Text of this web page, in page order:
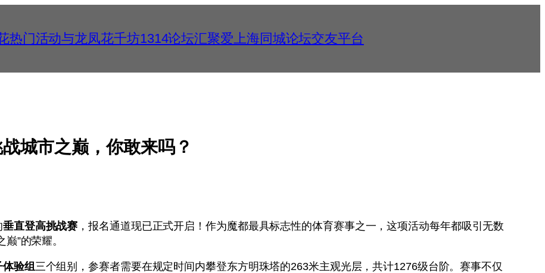
热门活动与龙凤花千坊1314论坛汇聚爱上海同城论坛交友平台
城市之巅，你敢来吗？
垂直登高挑战赛 ，报名通道现已正式开启！作为魔都最具标志性的体育赛事之一，这项活动每年都吸引无数
”的荣耀。
体验组 三个组别，参赛者需要在规定时间内攀登东方明珠塔的263米主观光层，共计1276级台阶。赛事不仅